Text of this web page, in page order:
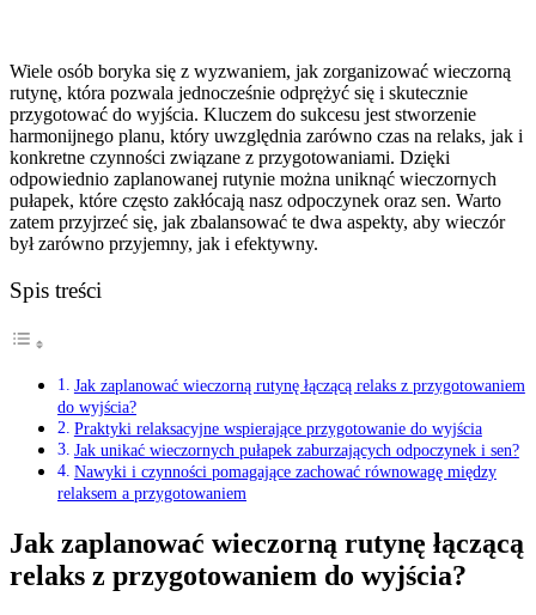
Wiele osób boryka się z wyzwaniem, jak zorganizować wieczorną
rutynę, która pozwala jednocześnie odprężyć się i skutecznie
przygotować do wyjścia. Kluczem do sukcesu jest stworzenie
harmonijnego planu, który uwzględnia zarówno czas na relaks, jak i
konkretne czynności związane z przygotowaniami. Dzięki
odpowiednio zaplanowanej rutynie można uniknąć wieczornych
pułapek, które często zakłócają nasz odpoczynek oraz sen. Warto
zatem przyjrzeć się, jak zbalansować te dwa aspekty, aby wieczór
był zarówno przyjemny, jak i efektywny.
Spis treści
Jak zaplanować wieczorną rutynę łączącą relaks z przygotowaniem
do wyjścia?
Praktyki relaksacyjne wspierające przygotowanie do wyjścia
Jak unikać wieczornych pułapek zaburzających odpoczynek i sen?
Nawyki i czynności pomagające zachować równowagę między
relaksem a przygotowaniem
Jak zaplanować wieczorną rutynę łączącą
relaks z przygotowaniem do wyjścia?